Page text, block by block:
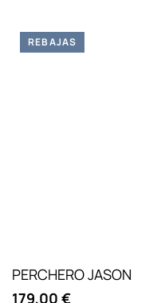
PERCHERO JASON
179,00 €
REBAJAS